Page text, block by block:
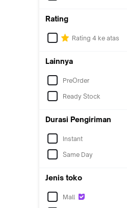
Rating
Rating 4 ke atas
Lainnya
PreOrder
Ready Stock
Durasi Pengiriman
Instant
Same Day
Jenis toko
Mall